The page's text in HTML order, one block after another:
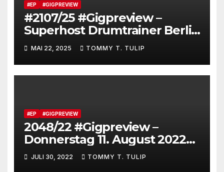
#EP #GIGPREVIEW
#2107/25 #Gigpreview –
Superhost Drumtrainer Berlin
(Dirk Erchinger) veranstaltet
#Booom in Berlin (Junction
Bar, 31.05.25 um 22 Uhr)
#Ticketsvorverkauf ist
MAI 22, 2025 TOMMY T. TULIP
#EP #GIGPREVIEW
2048/22 #Gigpreview –
Donnerstag 11. August 2022
um 20 Uhr im Art Stalker
Berlin (Tickets online und
JULI 30, 2022 TOMMY T. TULIP